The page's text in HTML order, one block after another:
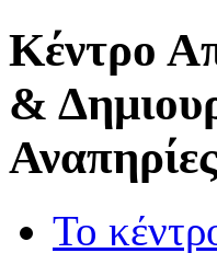
Κέντρο
&
Το